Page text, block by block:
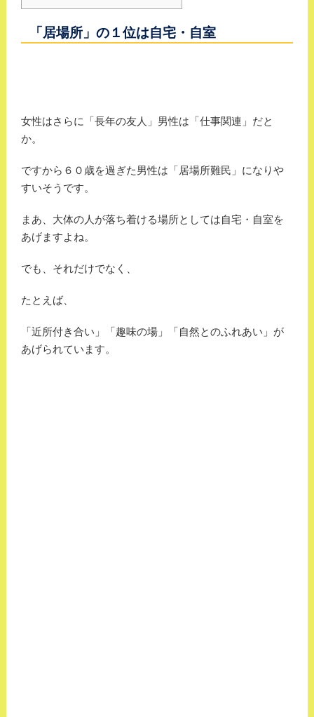
「居場所」の１位は自宅・自室
女性はさらに「長年の友人」男性は「仕事関連」だと
か。
ですから６０歳を過ぎた男性は「居場所難民」になりや
すいそうです。
まあ、大体の人が落ち着ける場所としては自宅・自室を
あげますよね。
でも、それだけでなく、
たとえば、
「近所付き合い」「趣味の場」「自然とのふれあい」が
あげられています。